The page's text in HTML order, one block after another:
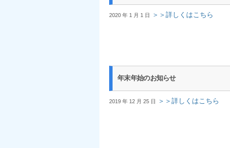
2020 年 1 月 1 日 ＞＞詳しくはこちら
年末年始のお知らせ
2019 年 12 月 25 日 ＞＞詳しくはこちら